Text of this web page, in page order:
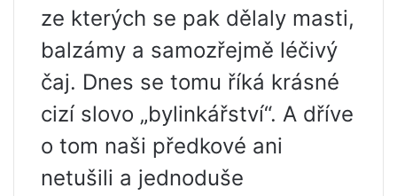
ze kterých se pak dělaly masti,
balzámy a samozřejmě léčivý
čaj. Dnes se tomu říká krásné
cizí slovo „bylinkářství“. A dříve
o tom naši předkové ani
netušili a jednoduše